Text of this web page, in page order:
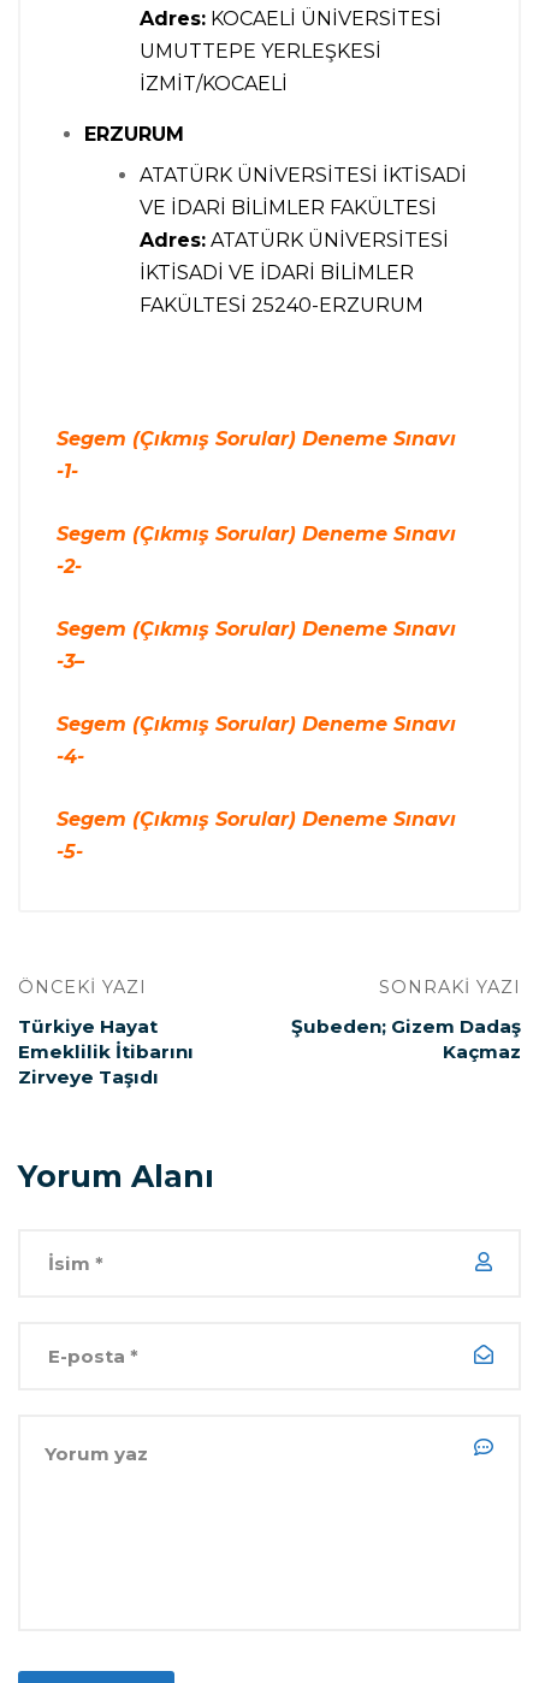
Adres: KOCAELİ ÜNİVERSİTESİ
UMUTTEPE YERLEŞKESİ
İZMİT/KOCAELİ
ERZURUM
ATATÜRK ÜNİVERSİTESİ İKTİSADİ
VE İDARİ BİLİMLER FAKÜLTESİ
Adres: ATATÜRK ÜNİVERSİTESİ
İKTİSADİ VE İDARİ BİLİMLER
FAKÜLTESİ 25240-ERZURUM
Segem (Çıkmış Sorular) Deneme Sınavı
-1-
Segem (Çıkmış Sorular) Deneme Sınavı
-2-
Segem (Çıkmış Sorular) Deneme Sınavı
-3–
Segem (Çıkmış Sorular) Deneme Sınavı
-4-
Segem (Çıkmış Sorular) Deneme Sınavı
-5-
ÖNCEKI YAZI
Türkiye Hayat
Emeklilik İtibarını
Zirveye Taşıdı
SONRAKI YAZI
Şubeden; Gizem Dadaş
Kaçmaz
Yorum Alanı